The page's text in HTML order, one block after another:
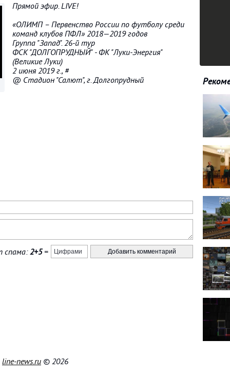
Прямой эфир. LIVE!
«ОЛИМП – Первенство России по футболу среди
команд клубов ПФЛ» 2018—2019 годов
Группа "Запад". 26-й тур
ФСК "ДОЛГОПРУДНЫЙ" - ФК "Луки-Энергия"
(Великие Луки)
2 июня 2019 г., #
@ Стадион "Салют", г. Долгопрудный
спама:2+5=
line-news.ru © 2026